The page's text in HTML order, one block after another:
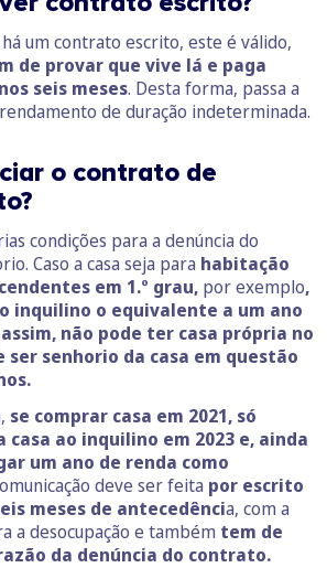
um contrato escrito, este é válido,
de provar que vive lá e paga
seis meses. Desta forma, passa a
de duração indeterminada.
o contrato de
condições para a denúncia do
Caso a casa seja para habitação
em 1.º grau, por exemplo,
inquilino o equivalente a um ano
não pode ter casa própria no
ser senhorio da casa em questão
se comprar casa em 2021, só
casa ao inquilino em 2023 e, ainda
um ano de renda como
deve ser feita por escrito
meses de antecedência, com a
a desocupação e também tem de
da denúncia do contrato.